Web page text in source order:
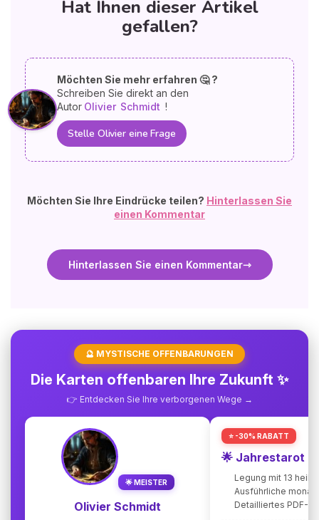
Hat Ihnen dieser Artikel
gefallen?
Möchten Sie mehr erfahren 🤔 ?
Schreiben Sie direkt an den
Autor Olivier Schmidt !
Stelle Olivier eine Frage
Möchten Sie Ihre Eindrücke teilen? Hinterlassen Sie
einen Kommentar
Hinterlassen Sie einen Kommentar
🔮 MYSTISCHE OFFENBARUNGEN
Die Karten offenbaren Ihre Zukunft ✨
👉 Entdecken Sie Ihre verborgenen Wege →
🌟 MEISTER
Olivier Schmidt
⭐ -30% RABATT
🌟 Jahrestarot
Legung mit 13
Ausführliche
Detailliertes PDF-